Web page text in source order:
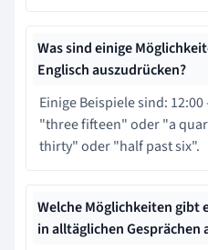
Was sind einige
Englisch auszudrücken?
Einige Beispiele sind:
"three fifteen" oder "a
thirty" oder "half past six".
Welche Möglichkeiten gibt
in alltäglichen Gesprächen